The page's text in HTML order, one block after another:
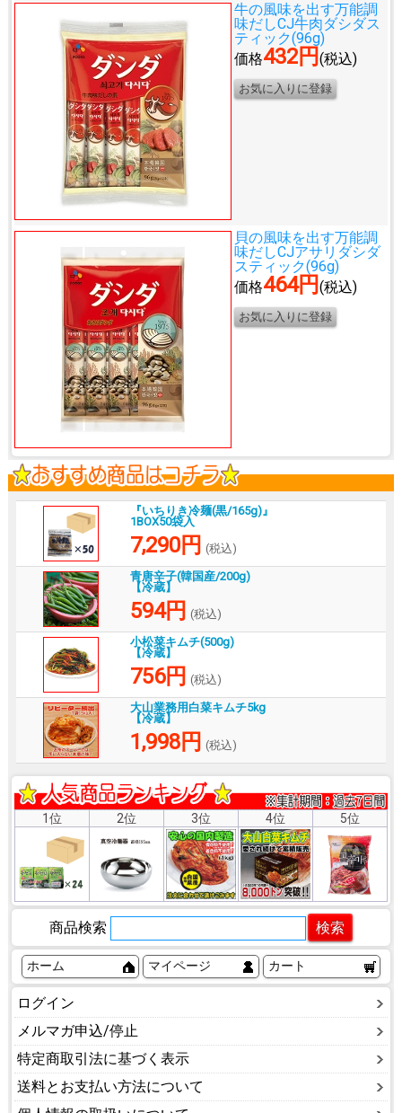
牛の風味を出す万能調
味だしCJ牛肉ダシダス
ティック(96g)
価格432円 (税込)
貝の風味を出す万能調
味だしCJアサリダシダ
スティック(96g)
価格464円 (税込)
『いちりき冷麺(黒/165g)』
1BOX50袋入
7,290円 (税込)
青唐辛子(韓国産/200g)
【冷蔵】
594円 (税込)
小松菜キムチ(500g)
【冷蔵】
756円 (税込)
大山業務用白菜キムチ5kg
【冷蔵】
1,998円 (税込)
1位 2位 3位 4位 5位
商品検索
ホーム マイページ カート
ログイン
メルマガ申込/停止
特定商取引法に基づく表示
送料とお支払い方法について